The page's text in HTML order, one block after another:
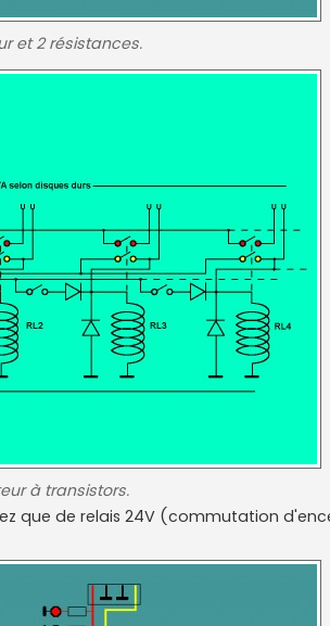
et 2 résistances.
à transistors.
que de relais 24V (commutation